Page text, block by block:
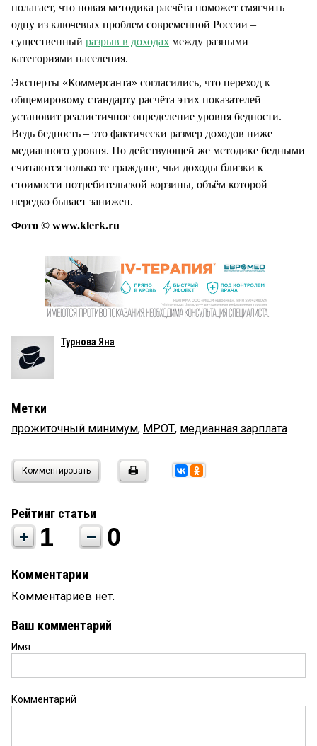
полагает, что новая методика расчёта поможет смягчить
одну из ключевых проблем современной России –
существенный разрыв в доходах между разными
категориями населения.
Эксперты «Коммерсанта» согласились, что переход к
общемировому стандарту расчёта этих показателей
установит реалистичное определение уровня бедности.
Ведь бедность – это фактически размер доходов ниже
медианного уровня. По действующей же методике бедными
считаются только те граждане, чьи доходы близки к
стоимости потребительской корзины, объём которой
нередко бывает занижен.
Фото © www.klerk.ru
Турнова Яна
Метки
прожиточный минимум, МРОТ, медианная зарплата
Комментировать
Рейтинг статьи
1 0
Комментарии
Комментариев нет.
Ваш комментарий
Имя
Комментарий